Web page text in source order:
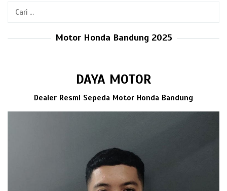
Cari
Motor Honda Bandung 2025
DAYA MOTOR
Dealer Resmi Sepeda Motor Honda Bandung